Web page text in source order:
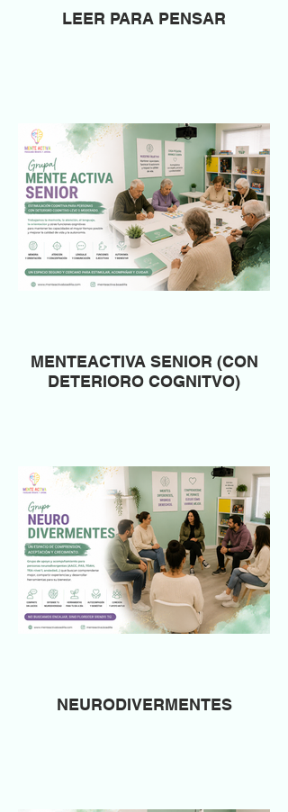
LEER PARA PENSAR
MENTEACTIVA SENIOR (CON
DETERIORO COGNITVO)
NEURODIVERMENTES